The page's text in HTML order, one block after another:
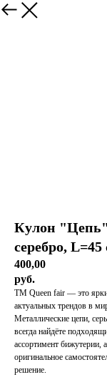
Кулон "Цепь"
серебро, L=45
400,00
руб.
ТМ Queen fair — это
актуальных трендов в
Металлические цепи,
всегда найдёте
ассортимент бижутерии,
оригинальное
решение.